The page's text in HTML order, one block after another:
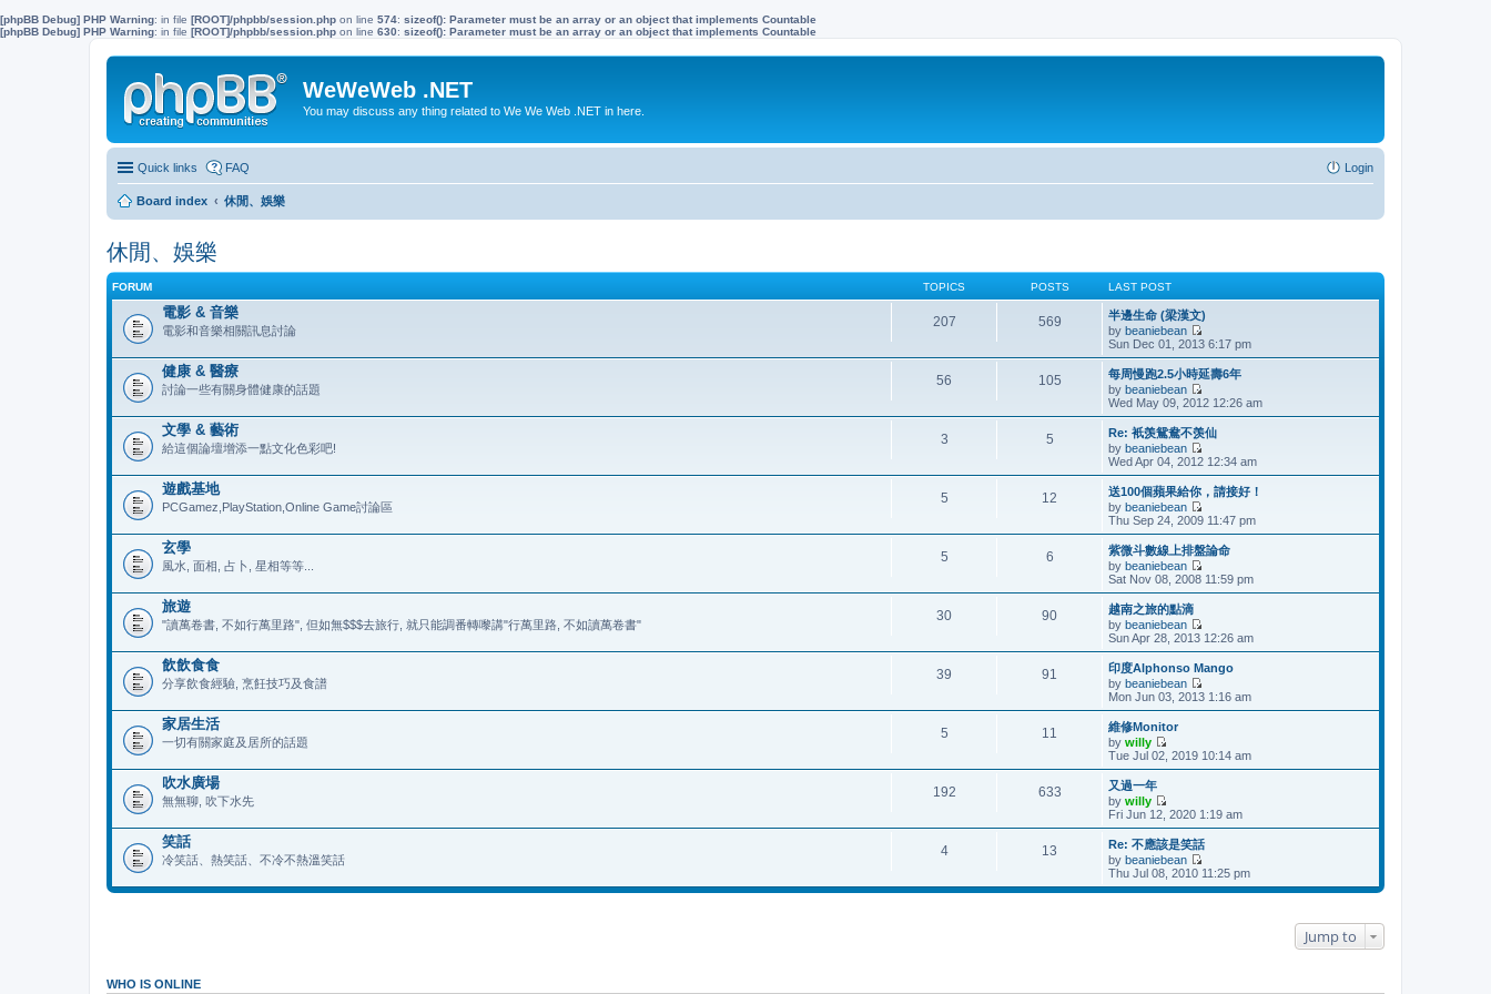
[phpBB Debug] PHP Warning: in file [ROOT]/phpbb/session.php on line 574: sizeof(): Parameter must be an array or an object that implements Countable
[phpBB Debug] PHP Warning: in file [ROOT]/phpbb/session.php on line 630: sizeof(): Parameter must be an array or an object that implements Countable
WeWeWeb .NET
You may discuss any thing related to We We Web .NET in here.
Quick links FAQ Login
Board index 休閒、娛樂
休閒、娛樂
FORUM TOPICS POSTS LAST POST
電影 & 音樂
電影和音樂相關訊息討論
207 569
半邊生命 (梁漢文)
by beaniebean
V
i
e
w
h
e
l
t
e
p
o
s
t
Sun Dec 01, 2013 6:17 pm
健康 & 醫療
討論一些有關身體健康的話題
56 105
每周慢跑2.5小時延壽6年
by beaniebean
V
i
e
w
h
e
t
e
s
t
p
o
Wed May 09, 2012 12:26 am
文學 & 藝術
給這個論壇增添一點文化色彩吧!
3 5
Re: 衹羡鴛鴦不羡仙
by beaniebean
V
i
w
h
e
l
e
p
o
t
Wed Apr 04, 2012 12:34 am
遊戲基地
PCGamez,PlayStation,Online Game討論區
5 12
送100個蘋果給你，請接好！
by beaniebean
V
i
e
w
h
e
t
e
s
p
o
Thu Sep 24, 2009 11:47 pm
玄學
風水, 面相, 占卜, 星相等等...
5 6
紫微斗數線上排盤論命
by beaniebean
V
i
h
e
l
t
e
p
o
Sat Nov 08, 2008 11:59 pm
旅遊
"讀萬卷書, 不如行萬里路", 但如無$$$去旅行, 就只能調番轉嚟講"行萬里路, 不如讀萬卷書"
30 90
越南之旅的點滴
by beaniebean
V
i
e
w
h
e
t
e
p
o
t
Sun Apr 28, 2013 12:26 am
飲飲食食
分享飲食經驗, 烹飪技巧及食譜
39 91
印度Alphonso Mango
by beaniebean
V
i
h
e
t
e
s
t
p
o
s
Mon Jun 03, 2013 1:16 am
家居生活
一切有關家庭及居所的話題
5 11
維修Monitor
by willy
V
i
h
e
l
a
e
Tue Jul 02, 2019 10:14 am
吹水廣場
無無聊, 吹下水先
192 633
又過一年
by willy
V
i
e
w
t
h
e
Fri Jun 12, 2020 1:19 am
笑話
冷笑話、熱笑話、不冷不熱溫笑話
4 13
Re: 不應該是笑話
by beaniebean
V
i
e
t
Thu Jul 08, 2010 11:25 pm
Jump to
WHO IS ONLINE